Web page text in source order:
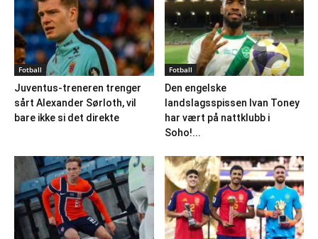
Fotball
Juventus-treneren trenger
sårt Alexander Sørloth, vil
bare ikke si det direkte
Fotball
Den engelske
landslagsspissen Ivan Toney
har vært på nattklubb i
Soho!...